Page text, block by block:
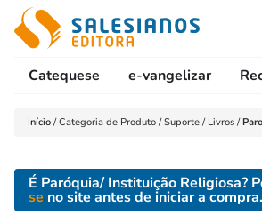
Catequese e-vangelizar
Início /Categoria de Produto /Suporte / Livros /
É Paróquia/ Instituição Religiosa?
se no site antes de iniciar a compra.